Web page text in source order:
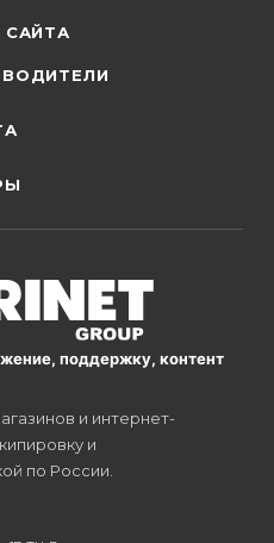
САЙТА
поддержку, контент
и интернет-
и
по России.